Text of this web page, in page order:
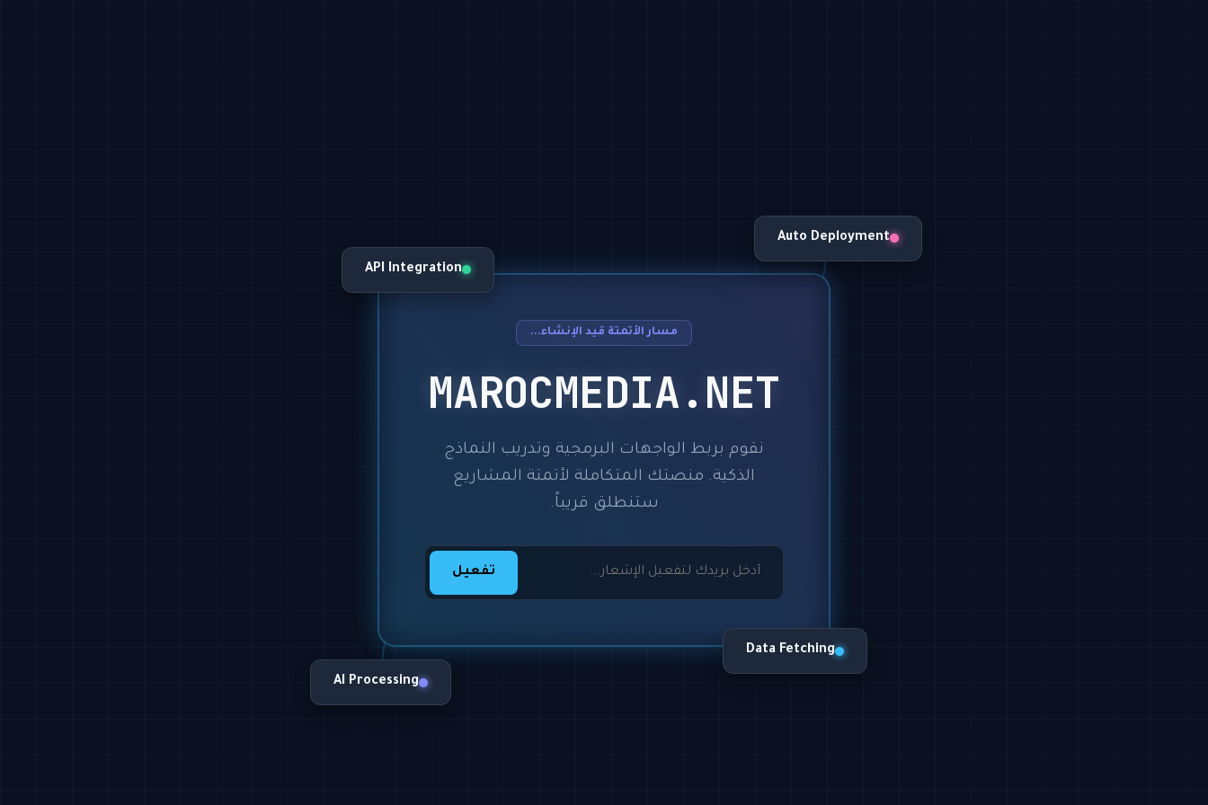
مسار الأتمتة قيد الإنشاء...
MAROCMEDIA.NET
نقوم بربط الواجهات البرمجية وتدريب النماذج
الذكية. منصتك المتكاملة لأتمتة المشاريع
ستنطلق قريباً.
تفعيل
Data Fetching
AI Processing
API Integration
Auto Deployment